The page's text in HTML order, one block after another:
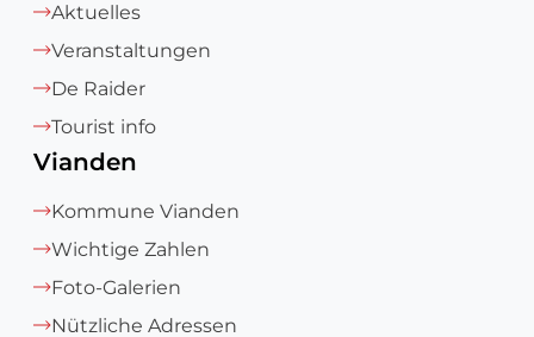
Aktuelles
Veranstaltungen
De Raider
Tourist info
Vianden
Kommune Vianden
Wichtige Zahlen
Foto-Galerien
Nützliche Adressen